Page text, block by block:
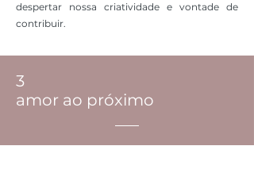
despertar nossa criatividade e vontade de
contribuir.
3
amor ao próximo